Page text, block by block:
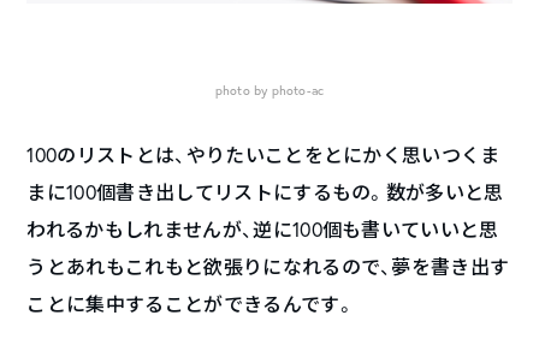
photo by photo-ac
100のリストとは、やりたいことをとにかく思いつくま
まに100個書き出してリストにするもの。数が多いと思
われるかもしれませんが、逆に100個も書いていいと思
うとあれもこれもと欲張りになれるので、夢を書き出す
ことに集中することができるんです。